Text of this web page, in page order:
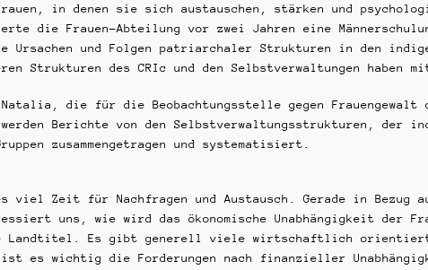
in denen sie sich austauschen, stärken und
die Frauen-Abteilung vor zwei Jahren eine
Ursachen und Folgen patriarchaler Strukturen in den
Strukturen des CRIc und den Selbstverwaltungen haben
die für die Beobachtungsstelle gegen Frauengewalt
Berichte von den Selbstverwaltungsstrukturen, der
zusammengetragen und systematisiert.
viel Zeit für Nachfragen und Austausch. Gerade in Bezug
uns, wie wird das ökonomische Unabhängigkeit der
Landtitel. Es gibt generell viele wirtschaftlich
ist es wichtig die Forderungen nach finanzieller